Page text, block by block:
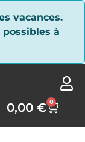
vacances.
à
0,00€ 0